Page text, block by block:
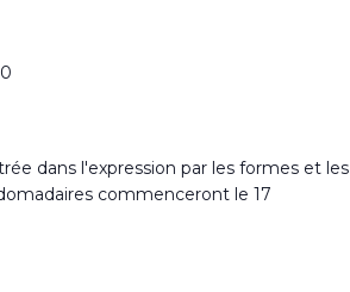
dans l'expression par les formes et les
commenceront le 17